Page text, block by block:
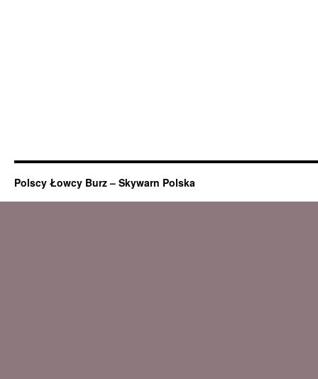
Polscy Łowcy Burz – Skywarn Polska